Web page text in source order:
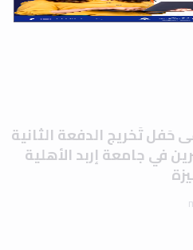
حَفل تَخريج الدفعة الثانية
في جامعة إربد الأهلية